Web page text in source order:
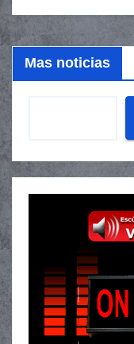
Mas noticias